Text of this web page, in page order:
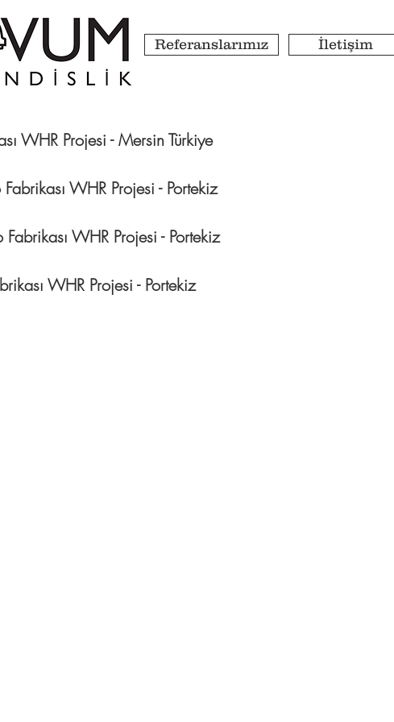
Referanslarımız İletişim
WHR Projesi - Mersin Türkiye
WHR Projesi - Portekiz
WHR Projesi - Portekiz
WHR Projesi - Portekiz